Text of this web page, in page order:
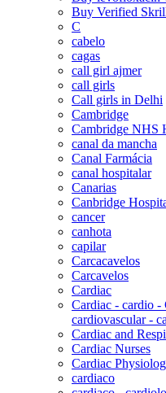
Buy Verified
C
cabelo
cagas
call girl ajmer
call girls
Call girls in Delhi
Cambridge
Cambridge NHS
canal da mancha
Canal Farmácia
canal hospitalar
Canarias
Canbridge
cancer
canhota
capilar
Carcacavelos
Carcavelos
Cardiac
Cardiac - cardio
cardiovascular -
Cardiac and
Cardiac Nurses
Cardiac
cardiaco